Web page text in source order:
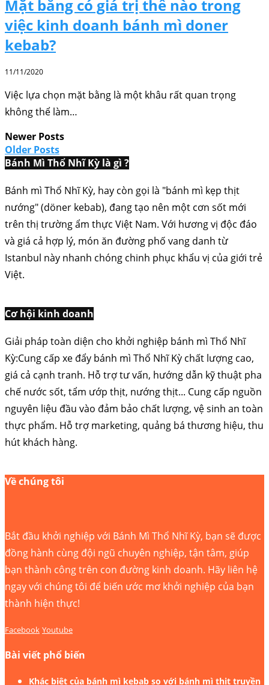
Mặt bằng có giá trị thế nào trong
việc kinh doanh bánh mì doner
kebab?
11/11/2020
Việc lựa chọn mặt bằng là một khâu rất quan trọng
không thể làm…
Newer Posts
Older Posts
Bánh Mì Thổ Nhĩ Kỳ là gì ?
Bánh mì Thổ Nhĩ Kỳ, hay còn gọi là "bánh mì kẹp thịt
nướng" (döner kebab), đang tạo nên một cơn sốt mới
trên thị trường ẩm thực Việt Nam. Với hương vị độc đáo
và giá cả hợp lý, món ăn đường phố vang danh từ
Istanbul này nhanh chóng chinh phục khẩu vị của giới trẻ
Việt.
Cơ hội kinh doanh
Giải pháp toàn diện cho khởi nghiệp bánh mì Thổ Nhĩ
Kỳ:Cung cấp xe đẩy bánh mì Thổ Nhĩ Kỳ chất lượng cao,
giá cả cạnh tranh. Hỗ trợ tư vấn, hướng dẫn kỹ thuật pha
chế nước sốt, tẩm ướp thịt, nướng thịt... Cung cấp nguồn
nguyên liệu đầu vào đảm bảo chất lượng, vệ sinh an toàn
thực phẩm. Hỗ trợ marketing, quảng bá thương hiệu, thu
hút khách hàng.
Về chúng tôi
Bắt đầu khởi nghiệp với Bánh Mì Thổ Nhĩ Kỳ, bạn sẽ được
đồng hành cùng đội ngũ chuyên nghiệp, tận tâm, giúp
bạn thành công trên con đường kinh doanh. Hãy liên hệ
ngay với chúng tôi để biến ước mơ khởi nghiệp của bạn
thành hiện thực!
Facebook Youtube
Bài viết phổ biến
Khác biệt của bánh mì kebab so với bánh mì thịt truyền